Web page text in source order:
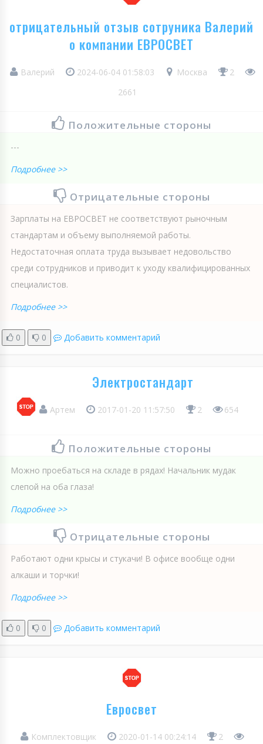
отрицательный отзыв сотруника Валерий
о компании ЕВРОСВЕТ
Валерий 2024-06-04 01:58:03 Москва
2
2661
Положительные стороны
---
Подробнее >>
Отрицательные стороны
Зарплаты на ЕВРОСВЕТ не соответствуют рыночным
стандартам и объему выполняемой работы.
Недостаточная оплата труда вызывает недовольство
среди сотрудников и приводит к уходу квалифицированных
специалистов.
Подробнее >>
0 0 Добавить комментарий
Электростандарт
Артем 2017-01-20 11:57:50 2 654
Положительные стороны
Можно проебаться на складе в рядах! Начальник мудак
слепой на оба глаза!
Подробнее >>
Отрицательные стороны
Работают одни крысы и стукачи! В офисе вообще одни
алкаши и торчки!
Подробнее >>
0 0 Добавить комментарий
Евросвет
Комплектовщик 2020-01-14 00:24:14 2